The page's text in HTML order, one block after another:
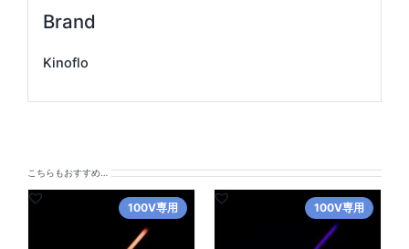
Brand
Kinoflo
こちらもおすすめ…
100V専用 100V専用